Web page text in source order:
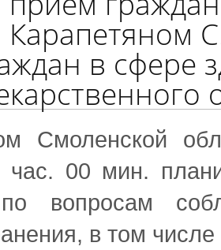
Карапетяном
в сфере
Смоленской
00 мин.
по вопросам
в том